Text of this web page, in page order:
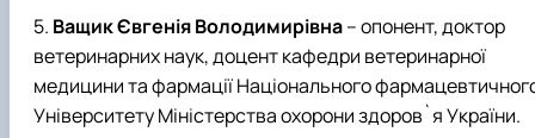
Ващик Євгенія Володимирівна– опонент, доктор
ветеринарних наук, доцент кафедри ветеринарної
медицини та фармації Національного
Університету Міністерства охорони здоров`я України.